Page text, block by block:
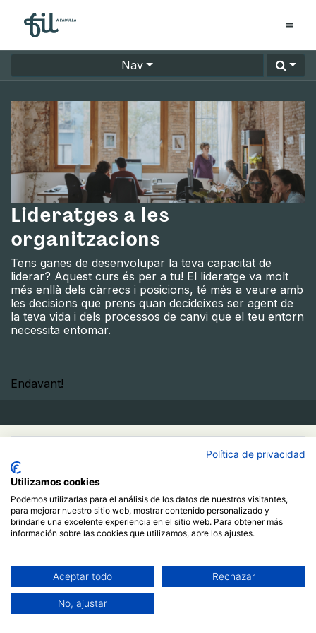
Nav
Lideratges a les
organitzacions
Tens ganes de desenvolupar la teva capacitat de
liderar? Aquest curs és per a tu! El lideratge va molt
més enllà dels càrrecs i posicions, té més a veure amb
les decisions que prens quan decideixes ser agent de
la teva vida i dels processos de canvi que el teu entorn
necessita entomar.
Endavant!​
Compra ara
Afegir a la cistella
Ja estic registrat/da
Més informació
Curs
Política de privacidad
Utilizamos cookies
Podemos utilizarlas para el análisis de los datos de nuestros visitantes,
para mejorar nuestro sitio web, mostrar contenido personalizado y
brindarle una excelente experiencia en el sitio web. Para obtener más
información sobre las cookies que utilizamos, abre los ajustes.
Aceptar todo Rechazar
No, ajustar